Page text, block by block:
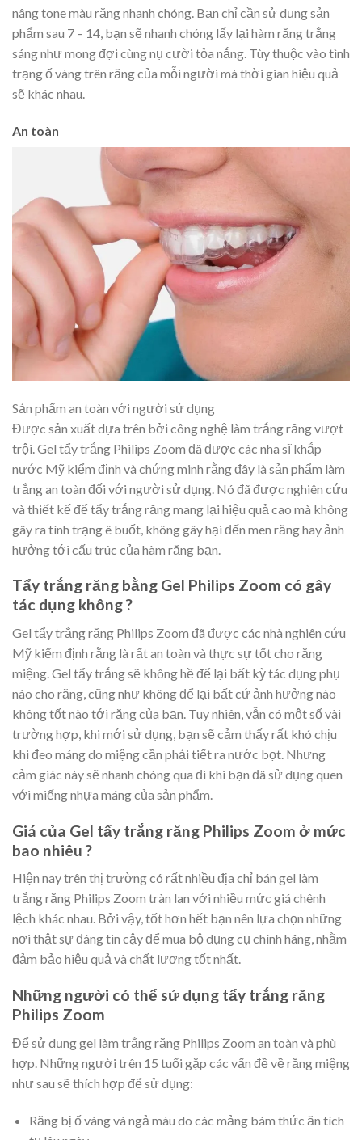
nâng tone màu răng nhanh chóng. Bạn chỉ cần sử dụng sản
phẩm sau 7 – 14, bạn sẽ nhanh chóng lấy lại hàm răng trắng
sáng như mong đợi cùng nụ cười tỏa nắng. Tùy thuộc vào tình
trạng ố vàng trên răng của mỗi người mà thời gian hiệu quả
sẽ khác nhau.
An toàn
Sản phẩm an toàn với người sử dụng
Được sản xuất dựa trên bởi công nghệ làm trắng răng vượt
trội. Gel tẩy trắng Philips Zoom đã được các nha sĩ khắp
nước Mỹ kiểm định và chứng minh rằng đây là sản phẩm làm
trắng an toàn đối với người sử dụng. Nó đã được nghiên cứu
và thiết kế để tẩy trắng răng mang lại hiệu quả cao mà không
gây ra tình trạng ê buốt, không gây hại đến men răng hay ảnh
hưởng tới cấu trúc của hàm răng bạn.
Tẩy trắng răng bằng Gel Philips Zoom có gây
tác dụng không ?
Gel tẩy trắng răng Philips Zoom đã được các nhà nghiên cứu
Mỹ kiểm định rằng là rất an toàn và thực sự tốt cho răng
miệng. Gel tẩy trắng sẽ không hề để lại bất kỳ tác dụng phụ
nào cho răng, cũng như không để lại bất cứ ảnh hưởng nào
không tốt nào tới răng của bạn. Tuy nhiên, vẫn có một số vài
trường hợp, khi mới sử dụng, bạn sẽ cảm thấy rất khó chịu
khi đeo máng do miệng cần phải tiết ra nước bọt. Nhưng
cảm giác này sẽ nhanh chóng qua đi khi bạn đã sử dụng quen
với miếng nhựa máng của sản phẩm.
Giá của Gel tẩy trắng răng Philips Zoom ở mức
bao nhiêu ?
Hiện nay trên thị trường có rất nhiều địa chỉ bán gel làm
trắng răng Philips Zoom tràn lan với nhiều mức giá chênh
lệch khác nhau. Bởi vậy, tốt hơn hết bạn nên lựa chọn những
nơi thật sự đáng tin cậy để mua bộ dụng cụ chính hãng, nhằm
đảm bảo hiệu quả và chất lượng tốt nhất.
Những người có thể sử dụng tẩy trắng răng
Philips Zoom
Để sử dụng gel làm trắng răng Philips Zoom an toàn và phù
hợp. Những người trên 15 tuổi gặp các vấn đề về răng miệng
như sau sẽ thích hợp để sử dụng:
Răng bị ố vàng và ngả màu do các mảng bám thức ăn tích